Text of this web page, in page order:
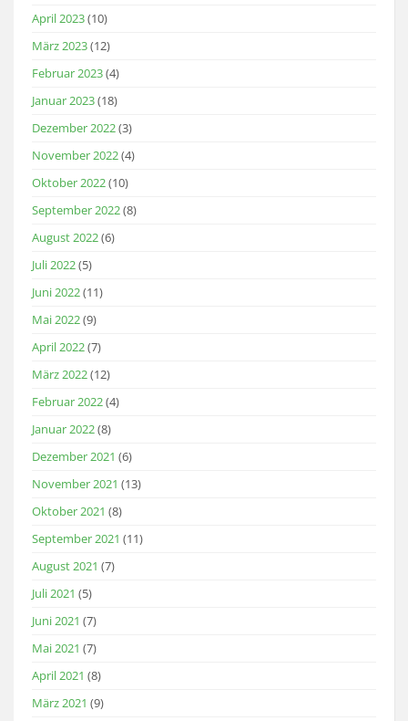
April 2023(10)
März 2023(12)
Februar 2023(4)
Januar 2023(18)
Dezember 2022(3)
November 2022(4)
Oktober 2022(10)
September 2022(8)
August 2022(6)
Juli 2022(5)
Juni 2022(11)
Mai 2022(9)
April 2022(7)
März 2022(12)
Februar 2022(4)
Januar 2022(8)
Dezember 2021 (6)
November 2021 (13)
Oktober 2021 (8)
September 2021 (11)
August 2021 (7)
Juli 2021 (5)
Juni 2021 (7)
Mai 2021 (7)
April 2021 (8)
März 2021 (9)